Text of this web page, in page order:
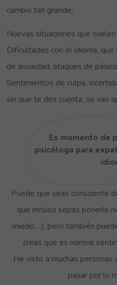
cambio tan grande:
Nuevas situaciones que
Dificultades con el idioma, que
de ansiedad, ataques de
Sentimientos de culpa,
sin que te des cuenta, se van
Es momento de
psicóloga para
Puede que seas consciente
que incluso sepas ponerle
miedo….), pero también
creas que es normal
He visto a muchas
pasar por lo